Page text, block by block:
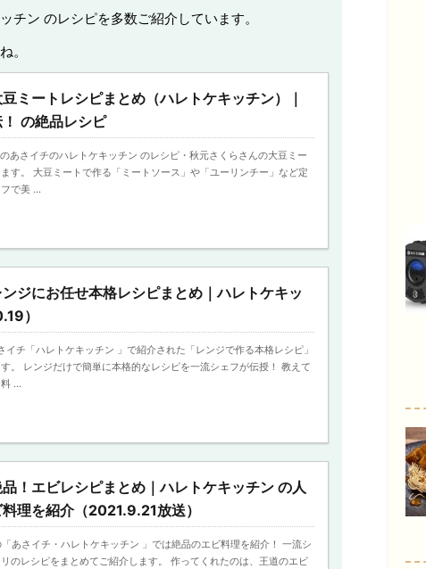
チン のレシピを多数ご紹介しています。
。
豆ミートレシピまとめ（ハレトケキッチン）｜
の絶品レシピ
あさイチのハレトケキッチン のレシピ・秋元さくらさんの大豆ミー
す。 大豆ミートで作る「ミートソース」や「ユーリンチー」など定
で美 ...
ンジにお任せ本格レシピまとめ｜ハレトケキッ
）
イチ「ハレトケキッチン 」で紹介された「レンジで作る本格レシピ」
。 レンジだけで簡単に本格的なレシピを一流シェフが伝授！ 教えて
...
品！エビレシピまとめ｜ハレトケキッチン の人
理を紹介（2021.9.21放送）
あさイチ・ハレトケキッチン 」では絶品のエビ料理を紹介！ 一流シ
のレシピをまとめてご紹介します。 作ってくれたのは、王道のエビ